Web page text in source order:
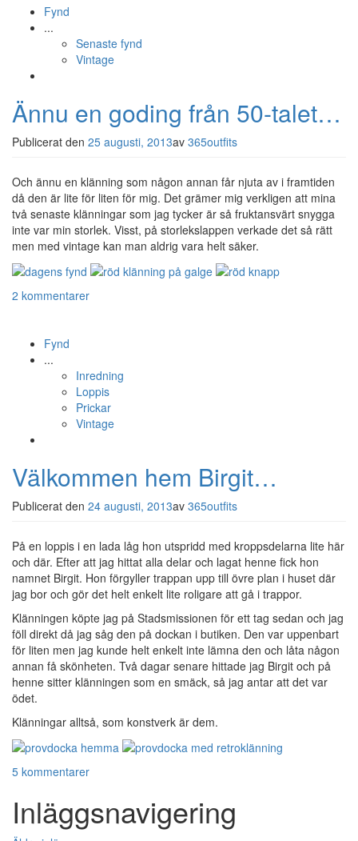
Fynd
...
Senaste fynd
Vintage
Ännu en goding från 50-talet…
Publicerat den 25 augusti, 2013av 365outfits
Och ännu en klänning som någon annan får njuta av i framtiden
då den är lite för liten för mig. Det grämer mig verkligen att mina
två senaste klänningar som jag tycker är så fruktansvärt snygga
inte var min storlek. Visst, på storlekslappen verkade det så rätt
men med vintage kan man aldrig vara helt säker.
2 kommentarer
Fynd
...
Inredning
Loppis
Prickar
Vintage
Välkommen hem Birgit…
Publicerat den 24 augusti, 2013av 365outfits
På en loppis i en lada låg hon utspridd med kroppsdelarna lite här
och där. Efter att jag hittat alla delar och lagat henne fick hon
namnet Birgit. Hon förgyller trappan upp till övre plan i huset där
jag bor och gör det helt enkelt lite roligare att gå i trappor.
Klänningen köpte jag på Stadsmissionen för ett tag sedan och jag
föll direkt då jag såg den på dockan i butiken. Den var uppenbart
för liten men jag kunde helt enkelt inte lämna den och låta någon
annan få skönheten. Två dagar senare hittade jag Birgit och på
henne sitter klänningen som en smäck, så jag antar att det var
ödet.
Klänningar alltså, som konstverk är dem.
5 kommentarer
Inläggsnavigering